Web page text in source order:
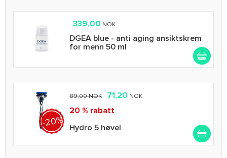
339,00 NOK
DGEA blue - anti aging ansiktskrem
for menn 50 ml
-20%
89,00 NOK 71,20 NOK
20 % rabatt
Hydro 5 høvel